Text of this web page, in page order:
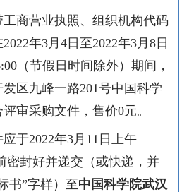
商营业执照、组织机构代码
2022年3 月 4日至2022年3 月 8日
（节假日时间除外）期间，
区九峰一路201号中国科学
评审采购文件，售价0元。
应于2022年3 月 11 日上午
密封好并递交 （或快递，并
书”字样） 至中国科学院武汉